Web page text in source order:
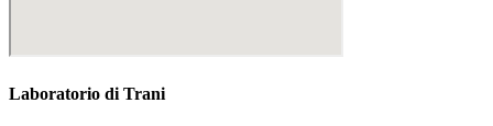
Laboratorio di Trani